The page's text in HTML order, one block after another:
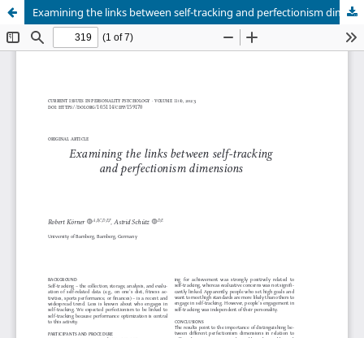
Examining the links between self-tracking and perfectionism dimensions